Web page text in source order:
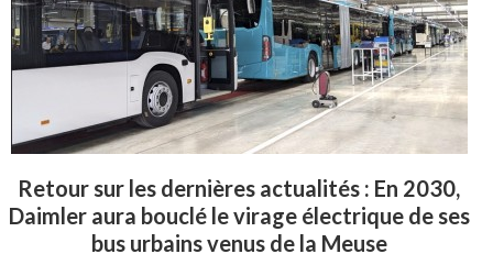
Retour sur les dernières actualités : En 2030,
Daimler aura bouclé le virage électrique de ses
bus urbains venus de la Meuse